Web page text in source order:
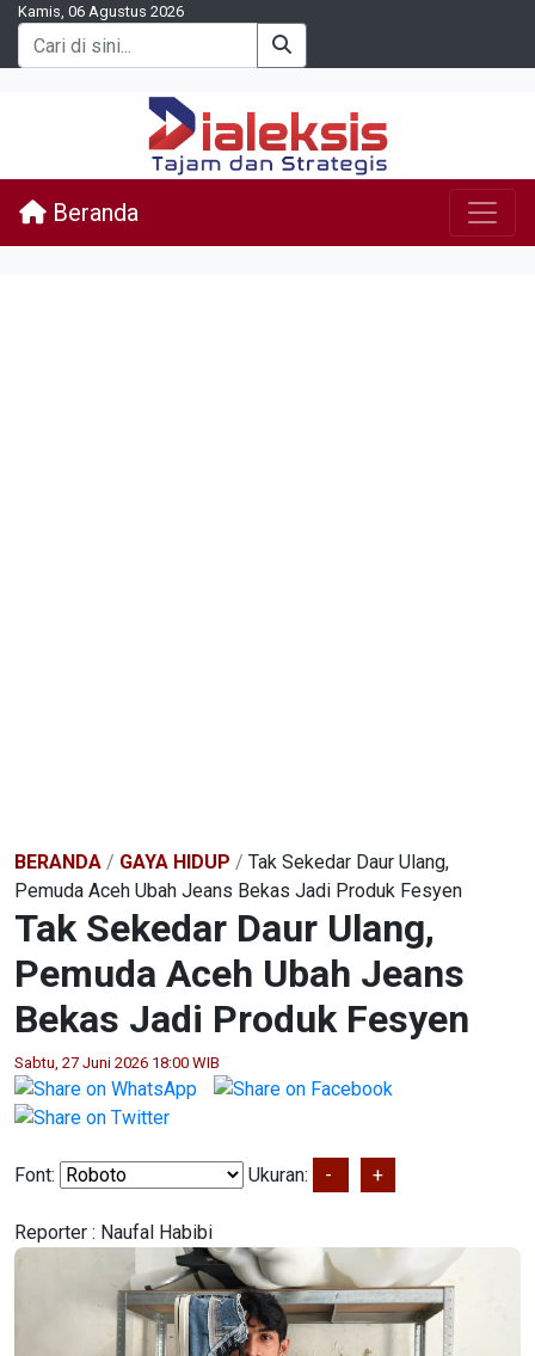
Kamis, 06 Agustus 2026
Beranda
BERANDA / GAYA HIDUP / Tak Sekedar Daur Ulang,
Pemuda Aceh Ubah Jeans Bekas Jadi Produk Fesyen
Tak Sekedar Daur Ulang,
Pemuda Aceh Ubah Jeans
Bekas Jadi Produk Fesyen
Sabtu, 27 Juni 2026 18:00 WIB
Font: Ukuran: - +
Reporter : Naufal Habibi